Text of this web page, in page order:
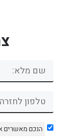
הנכם מאשרים